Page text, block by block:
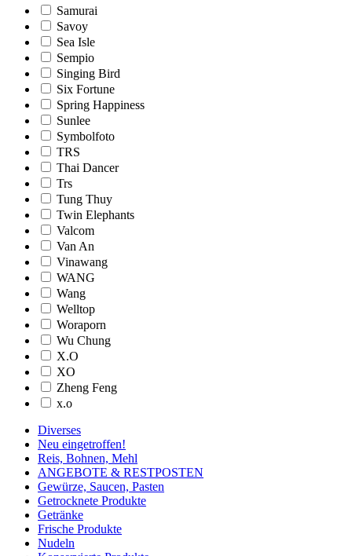
Samurai
Savoy
Sea Isle
Sempio
Singing Bird
Six Fortune
Spring Happiness
Sunlee
Symbolfoto
TRS
Thai Dancer
Trs
Tung Thuy
Twin Elephants
Valcom
Van An
Vinawang
WANG
Wang
Welltop
Woraporn
Wu Chung
X.O
XO
Zheng Feng
x.o
Diverses
Neu eingetroffen!
Reis, Bohnen, Mehl
ANGEBOTE & RESTPOSTEN
Gewürze, Saucen, Pasten
Getrocknete Produkte
Getränke
Frische Produkte
Nudeln